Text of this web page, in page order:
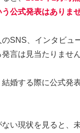
公式発表はありま
SNS、インタビュ
言は見当たりませ
婚する際に公式発
い現状を見ると、